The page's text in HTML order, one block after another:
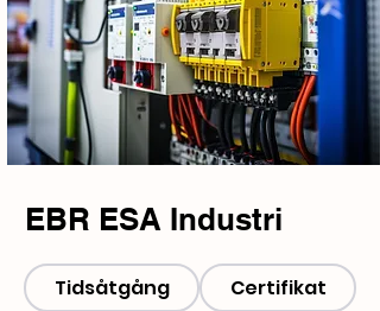
EBR ESA Industri
Tidsåtgång
Certifikat